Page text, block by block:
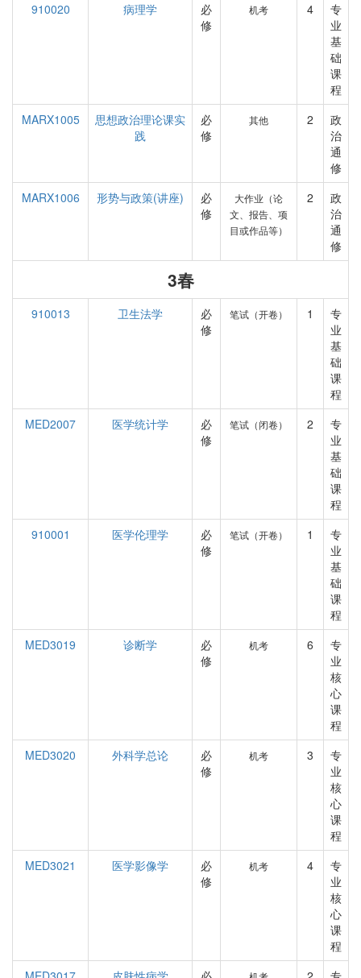
910020
病理学
必
修
机考 4
专
业
基
础
课
程
MARX1005
思想政治理论课实
践
必
修
其他 2
政
治
通
修
MARX1006
形势与政策(讲座)
必
修
大作业（论
文、报告、项
目或作品等）
2
政
治
通
修
3春
910013 卫生法学
必
修
笔试（开卷） 1
专
业
基
础
课
程
MED2007
医学统计学
必
修
笔试（闭卷） 2
专
业
基
础
课
程
910001
医学伦理学
必
修
笔试（开卷） 1
专
业
基
础
课
程
MED3019
诊断学
必
修
机考 6
专
业
核
心
课
程
MED3020
外科学总论
必
修
机考 3
专
业
核
心
课
程
MED3021
医学影像学
必
修
机考 4
专
业
核
心
课
程